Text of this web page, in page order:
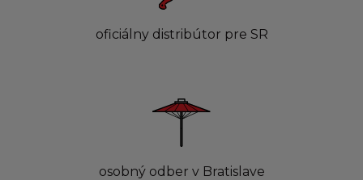
oficiálny distribútor pre SR
osobný odber v Bratislave